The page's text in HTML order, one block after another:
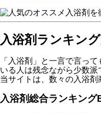
入浴剤ランキン
「入浴剤」と一言で言っ
いる人は残念ながら少数派
当サイトは、数々の入浴
入浴剤総合ランキング